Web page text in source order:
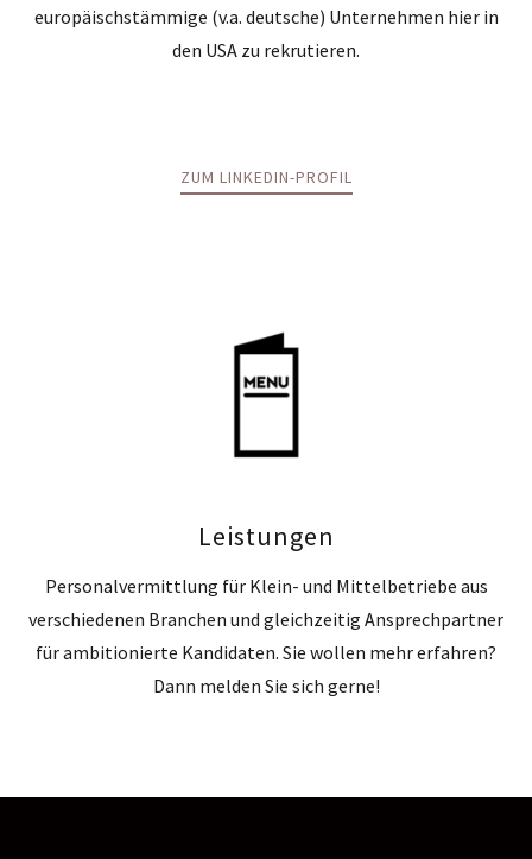
europäischstämmige (v.a. deutsche) Unternehmen hier in
den USA zu rekrutieren.
ZUM LINKEDIN-PROFIL
Leistungen
Personalvermittlung für Klein- und Mittelbetriebe aus
verschiedenen Branchen und gleichzeitig Ansprechpartner
für ambitionierte Kandidaten. Sie wollen mehr erfahren?
Dann melden Sie sich gerne!